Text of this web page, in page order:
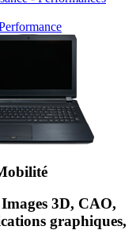
3D, CAO,
graphiques,